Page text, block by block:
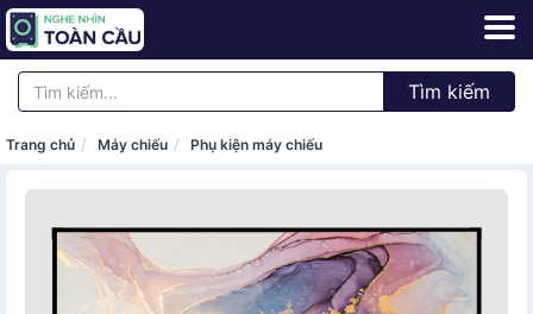
Tìm kiếm
Trang chủ Máy chiếu Phụ kiện máy chiếu